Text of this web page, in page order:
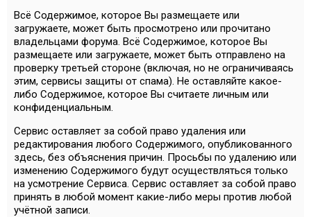
Всё Содержимое, которое Вы размещаете или
загружаете, может быть просмотрено или прочитано
владельцами форума. Всё Содержимое, которое Вы
размещаете или загружаете, может быть отправлено на
проверку третьей стороне (включая, но не ограничиваясь
этим, сервисы защиты от спама). Не оставляйте какое-
либо Содержимое, которое Вы считаете личным или
конфиденциальным.
Сервис оставляет за собой право удаления или
редактирования любого Содержимого, опубликованного
здесь, без объяснения причин. Просьбы по удалению или
изменению Содержимого будут осуществляться только
на усмотрение Сервиса. Сервис оставляет за собой право
принять в любой момент какие-либо меры против любой
учётной записи.